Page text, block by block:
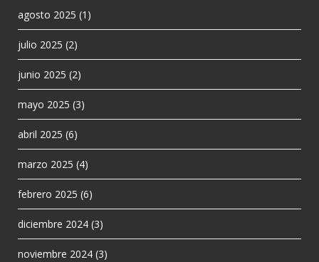
agosto 2025 (1)
julio 2025 (2)
junio 2025 (2)
mayo 2025 (3)
abril 2025 (6)
marzo 2025 (4)
febrero 2025 (6)
diciembre 2024 (3)
noviembre 2024 (3)